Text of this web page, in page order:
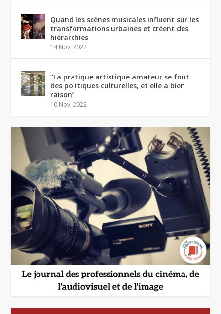
Quand les scènes musicales influent sur les
transformations urbaines et créent des
hiérarchies
14 Nov, 2022
“La pratique artistique amateur se fout
des politiques culturelles, et elle a bien
raison”
10 Nov, 2022